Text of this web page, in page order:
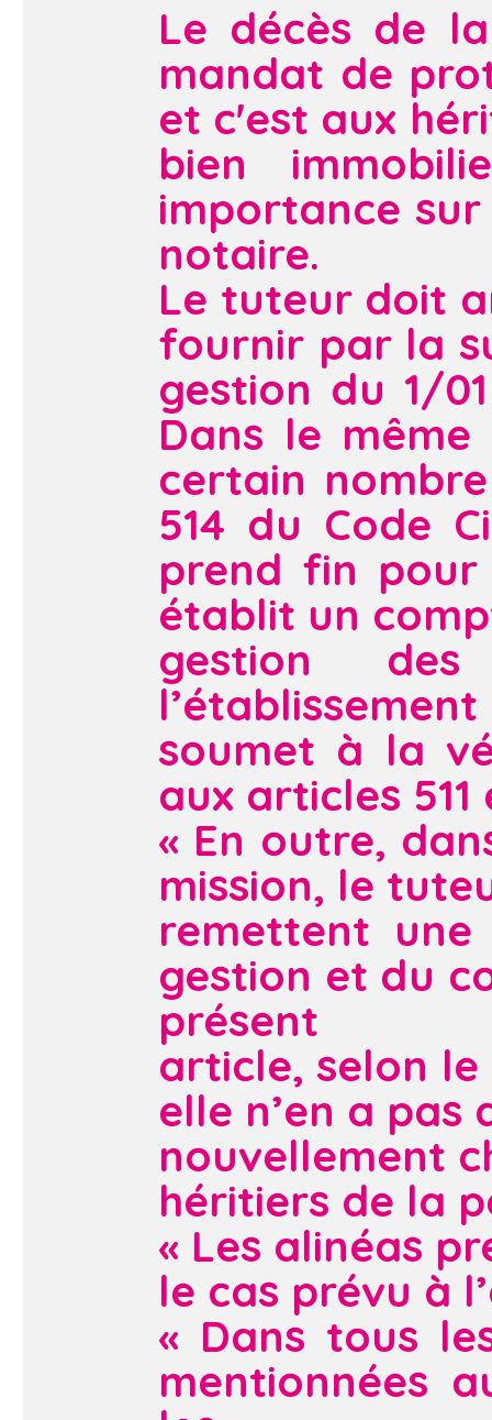
Le décès de
mandat de
et c'est aux
bien
importance
notaire.
Le tuteur doit
fournir par la
gestion du 1/
Dans le
certain
514 du Code
prend fin
établit un
gestion des
soumet à la
aux articles 511
« En outre,
mission, le
remettent
gestion et du
présent
article, selon
elle n’en a
nouvellement
héritiers de la
« Les alinéas
le cas prévu à
« Dans tous
mentionnées